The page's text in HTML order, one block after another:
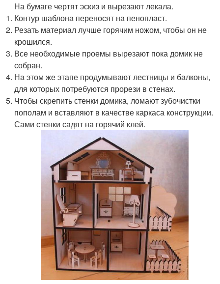
На бумаге чертят эскиз и вырезают лекала.
Контур шаблона переносят на пенопласт.
Резать материал лучше горячим ножом, чтобы он не
крошился.
Все необходимые проемы вырезают пока домик не
собран.
На этом же этапе продумывают лестницы и балконы,
для которых потребуются прорези в стенах.
Чтобы скрепить стенки домика, ломают зубочистки
пополам и вставляют в качестве каркаса конструкции.
Сами стенки садят на горячий клей.